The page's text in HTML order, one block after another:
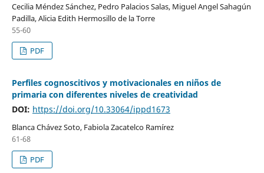
Cecilia Méndez Sánchez, Pedro Palacios Salas, Miguel Angel Sahagún
Padilla, Alicia Edith Hermosillo de la Torre
55-60
PDF
Perfiles cognoscitivos y motivacionales en niños de
primaria con diferentes niveles de creatividad
DOI: https://doi.org/10.33064/ippd1673
Blanca Chávez Soto, Fabiola Zacatelco Ramírez
61-68
PDF